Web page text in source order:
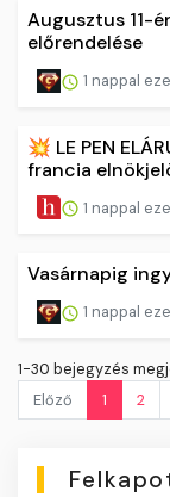
Augusztus 11-
előrendelése
1 nappal
💥 LE PEN
francia
1 nappal
Vasárnapig
1 nappal
1-30 bejegyzés
Előző
1 2